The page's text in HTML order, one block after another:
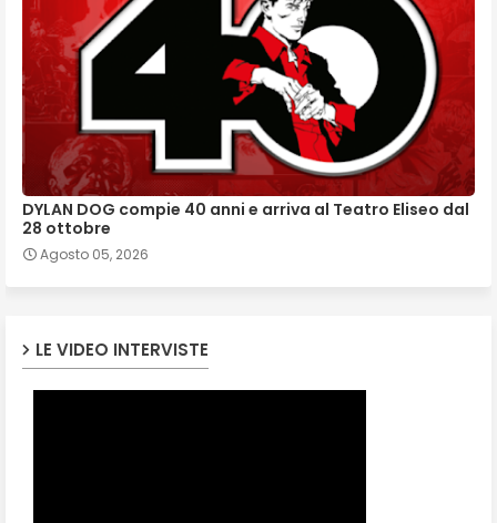
DYLAN DOG compie 40 anni e arriva al Teatro Eliseo dal
28 ottobre
Agosto 05, 2026
LE VIDEO INTERVISTE